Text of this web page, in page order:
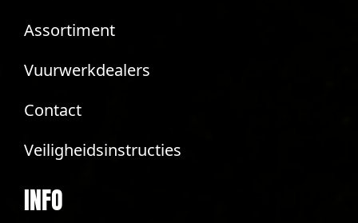
Assortiment
Vuurwerkdealers
Contact
Veiligheidsinstructies
INFO